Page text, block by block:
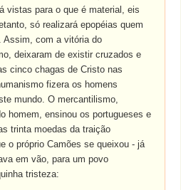
vistas para o que é material, eis
só realizará epopéias quem
Assim, com a vitória do
deixaram de existir cruzados e
cinco chagas de Cristo nas
fizera os homens
mundo. O mercantilismo,
homem, ensinou os portugueses e
trinta moedas da traição
o próprio Camões se queixou - já
em vão, para um povo
tristeza: